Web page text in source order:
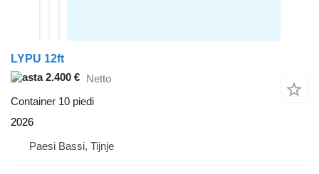
LYPU 12ft
2.400 € Netto
Container 10 piedi
2026
Paesi Bassi, Tijnje